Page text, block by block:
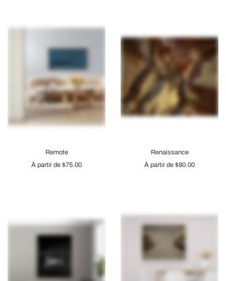
Remote
À partir de $75.00
Renaissance
À partir de $80.00